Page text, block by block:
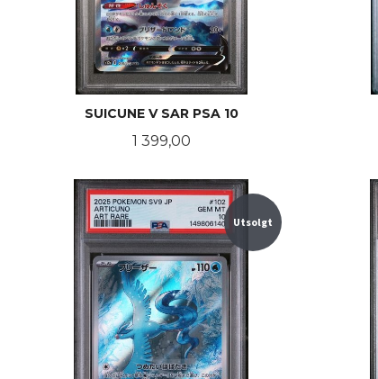
SUICUNE V SAR PSA 10
Pris
1 399,00
KJØP
Utsolgt